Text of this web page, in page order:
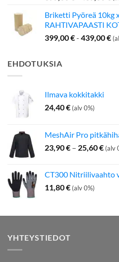
Briketti Pyöreä 10kg
RAHTIVAPAASTI
399,00€- 439,00€
EHDOTUKSIA
Ilmava kokkitakki
24,40€ (alv 0%)
MeshAir Pro
23,90€ – 25,60€ (alv
CT300 Nitriilivaahto
11,80€ (alv 0%)
YHTEYSTIEDOT